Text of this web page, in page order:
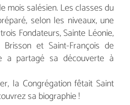
mois salésien. Les classes du
selon les niveaux, une
Fondateurs, Sainte Léonie,
et Saint-François de
a partagé sa découverte à
la Congrégation fêtait Saint
sa biographie !